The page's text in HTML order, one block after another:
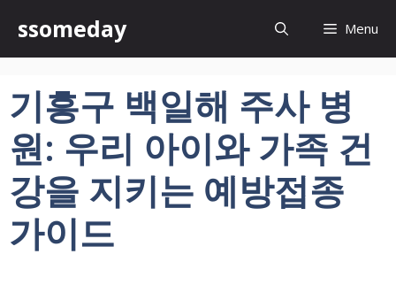
츠
건
너
뛰
ssomeday Menu
기흥구 백일해 주사 병
원: 우리 아이와 가족 건
강을 지키는 예방접종
가이드